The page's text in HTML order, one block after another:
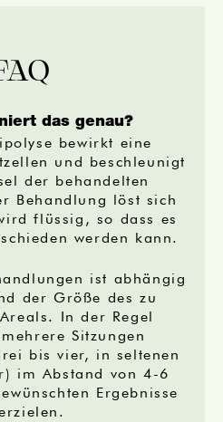
das genau?
bewirkt eine
und beschleunigt
der behandelten
Behandlung löst sich
flüssig, so dass es
werden kann.
ist abhängig
der Größe des zu
In der Regel
Sitzungen
bis vier, in seltenen
im Abstand von 4-6
Ergebnisse